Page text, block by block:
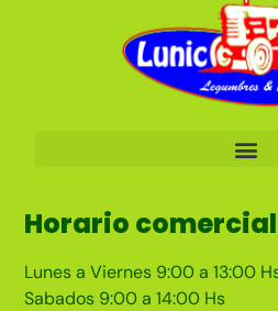
Horario comercial
Lunes a Viernes 9:00 a 13:00
Sabados 9:00 a 14:00 Hs